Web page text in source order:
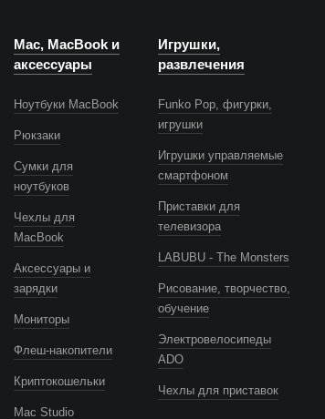
Mac, MacBook и
аксессуары
Ноутбуки MacBook
Рюкзаки
Сумки для
ноутбуков
Чехлы для
MacBook
Аксессуары и
зарядки
Мониторы
Флеш-накопители
Криптокошельки
Mac Studio
Игрушки,
развлечения
Funko Pop, фигурки,
игрушки
Игрушки управляемые
смартфоном
Приставки для
телевизора
LABUBU - The Monsters
Рисование, творчество,
обучение
Электровелосипеды
ADO
Чехлы для приставок